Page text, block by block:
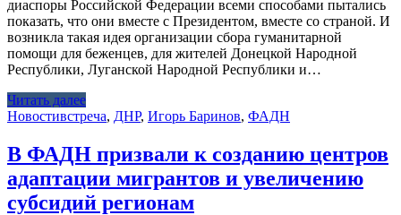
диаспоры Российской Федерации всеми способами пытались
показать, что они вместе с Президентом, вместе со страной. И
возникла такая идея организации сбора гуманитарной
помощи для беженцев, для жителей Донецкой Народной
Республики, Луганской Народной Республики и…
Читать далее
Новостивстреча, ДНР, Игорь Баринов, ФАДН
В ФАДН призвали к созданию центров
адаптации мигрантов и увеличению
субсидий регионам